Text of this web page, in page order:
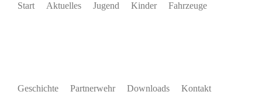
Start Aktuelles Jugend Kinder Fahrzeuge
Geschichte Partnerwehr Downloads Kontakt